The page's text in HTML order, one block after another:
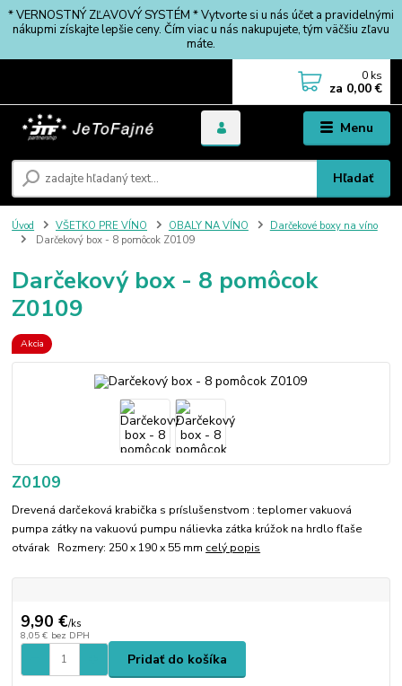
* VERNOSTNÝ ZĽAVOVÝ SYSTÉM * Vytvorte si u nás účet a pravidelnými
nákupmi získajte lepšie ceny. Čím viac u nás nakupujete, tým väčšiu zľavu
máte.
Menu
Hľadať
0 ks
za 0,00 €
Úvod VŠETKO PRE VÍNO OBALY NA VÍNO
Darčekové boxy na víno
Darčekový box - 8 pomôcok Z0109
Darčekový box - 8 pomôcok
Z0109
Akcia
Z0109
Drevená darčeková krabička s príslušenstvom : teplomer vakuová
pumpa zátky na vakuovú pumpu nálievka zátka krúžok na hrdlo fľaše
otvárak Rozmery: 250 x 190 x 55 mm celý popis
9,90 €/ks
8,05 € bez DPH
Pridať do košíka